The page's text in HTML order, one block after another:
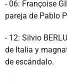
- 06: Françoise
pareja de Pablo
- 12: Silvio
de Italia y
de escándalo.